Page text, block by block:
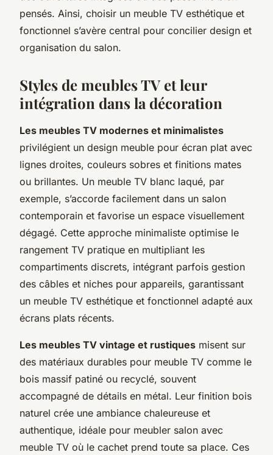
pensés. Ainsi, choisir un meuble TV esthétique et
fonctionnel s’avère central pour concilier design et
organisation du salon.
Styles de meubles TV et leur
intégration dans la décoration
Les meubles TV modernes et minimalistes
privilégient un design meuble pour écran plat avec
lignes droites, couleurs sobres et finitions mates
ou brillantes. Un meuble TV blanc laqué, par
exemple, s’accorde facilement dans un salon
contemporain et favorise un espace visuellement
dégagé. Cette approche minimaliste optimise le
rangement TV pratique en multipliant les
compartiments discrets, intégrant parfois gestion
des câbles et niches pour appareils, garantissant
un meuble TV esthétique et fonctionnel adapté aux
écrans plats récents.
Les meubles TV vintage et rustiques misent sur
des matériaux durables pour meuble TV comme le
bois massif patiné ou recyclé, souvent
accompagné de détails en métal. Leur finition bois
naturel crée une ambiance chaleureuse et
authentique, idéale pour meubler salon avec
meuble TV où le cachet prend toute sa place. Ces